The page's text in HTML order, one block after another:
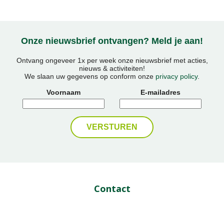
Onze nieuwsbrief ontvangen? Meld je aan!
Ontvang ongeveer 1x per week onze nieuwsbrief met acties,
nieuws & activiteiten!
We slaan uw gegevens op conform onze privacy policy.
Voornaam
E-mailadres
Contact